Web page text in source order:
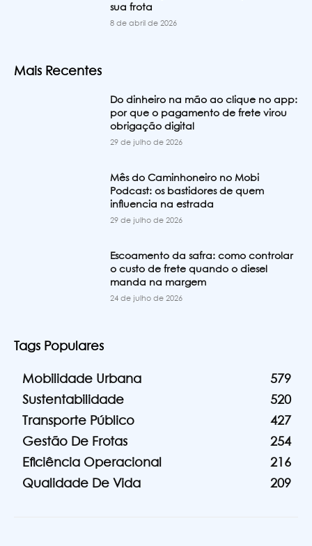
sua frota
8 de abril de 2026
Mais Recentes
Do dinheiro na mão ao clique no app:
por que o pagamento de frete virou
obrigação digital
29 de julho de 2026
Mês do Caminhoneiro no Mobi
Podcast: os bastidores de quem
influencia na estrada
29 de julho de 2026
Escoamento da safra: como controlar
o custo de frete quando o diesel
manda na margem
24 de julho de 2026
Tags Populares
Mobilidade Urbana
579
Sustentabilidade
520
Transporte Público
427
Gestão De Frotas
254
Eficiência Operacional
216
Qualidade De Vida
209